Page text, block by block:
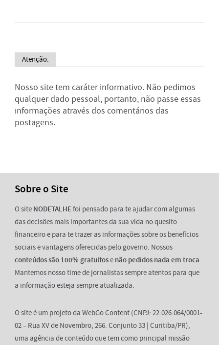
Atenção:
Nosso site tem caráter informativo. Não pedimos
qualquer dado pessoal, portanto, não passe essas
informações através dos comentários das
postagens.
Sobre o Site
O site NODETALHEfoi pensado para te ajudar com algumas
das decisões mais importantes da sua vida no quesito
financeiro e para te trazer as informações sobre os benefícios
sociais e vantagens oferecidas pelo governo. Nossos
conteúdos são 100% gratuitose não pedidos nada em troca.
Mantemos nosso time de jornalistas sempre atentos para que
a informação esteja sempre atualizada.
O site é um projeto da WebGo Content (CNPJ: 22.026.064/0001-
02 – Rua XV de Novembro, 266. Conjunto 33 | Curitiba/PR),
uma agência de conteúdo que tem como principal missão